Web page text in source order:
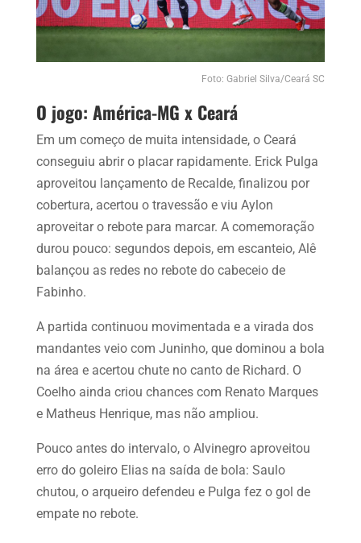
Foto: Gabriel Silva/Ceará SC
O jogo: América-MG x Ceará
Em um começo de muita intensidade, o Ceará
conseguiu abrir o placar rapidamente. Erick Pulga
aproveitou lançamento de Recalde, finalizou por
cobertura, acertou o travessão e viu Aylon
aproveitar o rebote para marcar. A comemoração
durou pouco: segundos depois, em escanteio, Alê
balançou as redes no rebote do cabeceio de
Fabinho.
A partida continuou movimentada e a virada dos
mandantes veio com Juninho, que dominou a bola
na área e acertou chute no canto de Richard. O
Coelho ainda criou chances com Renato Marques
e Matheus Henrique, mas não ampliou.
Pouco antes do intervalo, o Alvinegro aproveitou
erro do goleiro Elias na saída de bola: Saulo
chutou, o arqueiro defendeu e Pulga fez o gol de
empate no rebote.